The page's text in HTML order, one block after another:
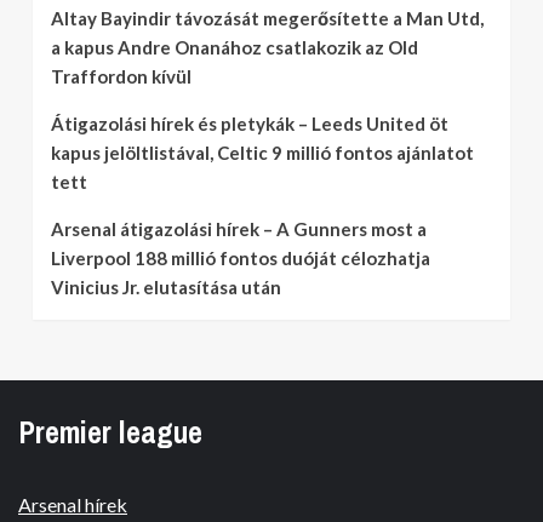
Altay Bayindir távozását megerősítette a Man Utd,
a kapus Andre Onanához csatlakozik az Old
Traffordon kívül
Átigazolási hírek és pletykák – Leeds United öt
kapus jelöltlistával, Celtic 9 millió fontos ajánlatot
tett
Arsenal átigazolási hírek – A Gunners most a
Liverpool 188 millió fontos duóját célozhatja
Vinicius Jr. elutasítása után
Premier league
Arsenal hírek